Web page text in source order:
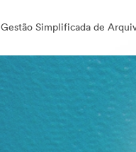
Gestão Simplificada de